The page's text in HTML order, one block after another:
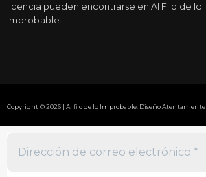
licencia pueden encontrarse en Al Filo de lo
Improbable.
Copyright © 2026 | Al filo de lo Improbable. Diseño Atentamente